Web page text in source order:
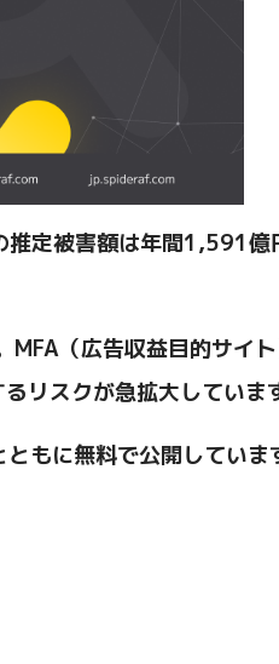
推定被害額は年間1,591億
（広告収益目的サイ
リスクが急拡大していま
もに無料で公開していま